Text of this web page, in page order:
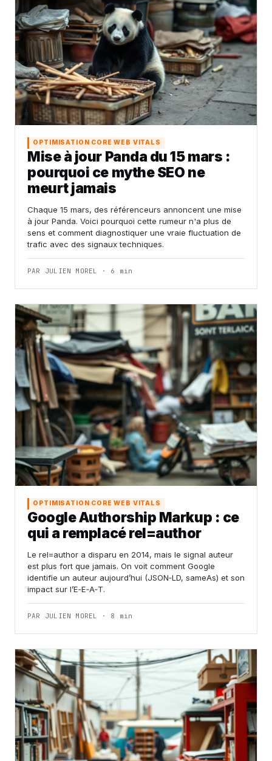
OPTIMISATION CORE WEB VITALS
Mise à jour Panda du 15 mars :
pourquoi ce mythe SEO ne
meurt jamais
Chaque 15 mars, des référenceurs annoncent une mise
à jour Panda. Voici pourquoi cette rumeur n'a plus de
sens et comment diagnostiquer une vraie fluctuation de
trafic avec des signaux techniques.
PAR JULIEN MOREL · 6 min
OPTIMISATION CORE WEB VITALS
Google Authorship Markup : ce
qui a remplacé rel=author
Le rel=author a disparu en 2014, mais le signal auteur
est plus fort que jamais. On voit comment Google
identifie un auteur aujourd’hui (JSON‑LD, sameAs) et son
impact sur l’E‑E‑A‑T.
PAR JULIEN MOREL · 8 min